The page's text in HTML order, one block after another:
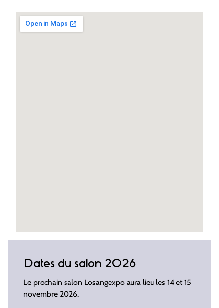
Dates du salon 2026
Le prochain salon Losangexpo aura lieu les 14 et 15
novembre 2026.